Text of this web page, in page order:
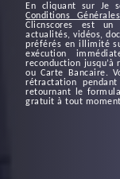
En cliquant sur Je
Conditions
Clicnscores est
actualités, vidéos,
préférés en illimité
exécution
reconduction
ou Carte Bancaire.
rétractation
retournant le
gratuit à tout